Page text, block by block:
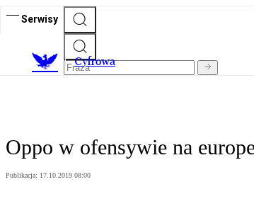
Serwisy
Cyfrowa
Oppo w ofensywie na
Publikacja: 17.10.2019 08:00